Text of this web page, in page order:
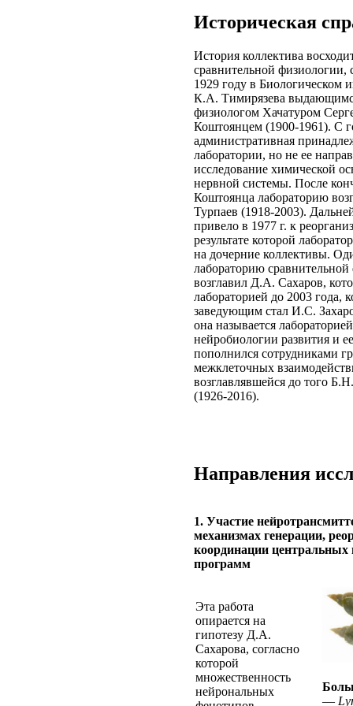
Историческая
История коллектива
сравнительной физиологии,
1929 году в Биологическом
К.А. Тимирязева
физиологом Хачатуром
Коштоянцем (1900-1961). С
административная
лаборатории, но не ее
исследование химической
нервной системы. После
Коштоянца лабораторию
Турпаев (1918-2003).
привело в 1977 г. к
результате которой
на дочерние коллективы.
лабораторию
возглавил Д.А. Сахаров,
лабораторией до 2003 года,
заведующим стал И.С.
она называется лабораторией
нейробиологии развития и
пополнился сотрудниками
межклеточных
возглавлявшейся до того
(1926-2016).
Направления
1. Участие
механизмах генерации,
координации
программ
Эта работа
опирается на
гипотезу Д.А.
Сахарова, согласно
которой
множественность
нейрональных
—